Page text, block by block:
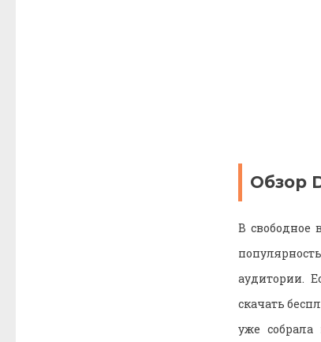
Обзор
В свободное
аудитории.
скачать
уже собрала